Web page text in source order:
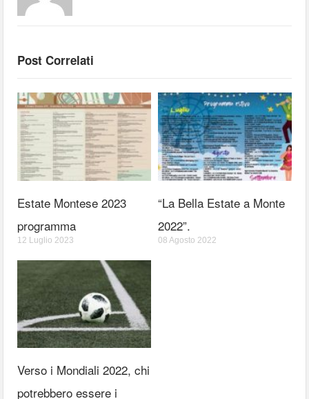
Post Correlati
Estate Montese 2023
programma
12 Luglio 2023
“La Bella Estate a Monte
2022”.
08 Agosto 2022
Verso i Mondiali 2022, chi
potrebbero essere i